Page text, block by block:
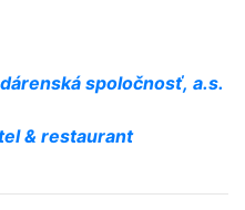
spoločnosť, a.s.
& restaurant